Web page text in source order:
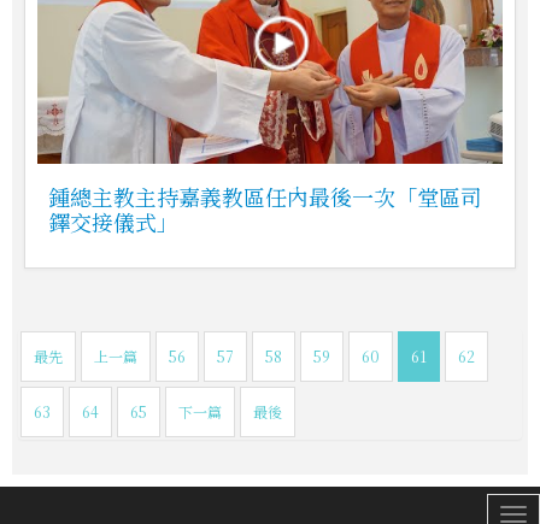
鍾總主教主持嘉義教區任內最後一次「堂區司
鐸交接儀式」
最先 上一篇 56 57 58 59 60 61 62
63 64 65 下一篇 最後